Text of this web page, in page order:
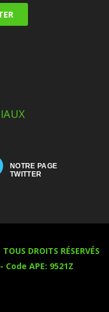
NOTRE PAGE
DROITS RÉSERVÉS
APE: 9521Z